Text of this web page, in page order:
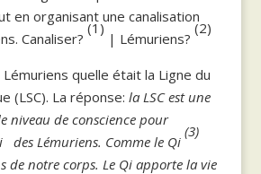
en organisant une canalisation
Canaliser?
(1)
| Lémuriens?
(2)
Lémuriens quelle était la Ligne du
(LSC). La réponse: la LSC est une
niveau de conscience pour
des Lémuriens. Comme le Qi
(3)
de notre corps. Le Qi apporte la vie